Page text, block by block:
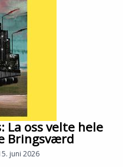
Bie
Åsmund Ådnøy.Alt om
La oss velte hele
Bringsværd
juni 2026